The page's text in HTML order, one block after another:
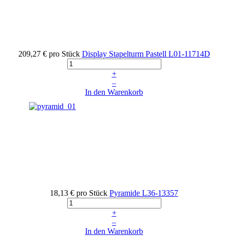
209,27 € pro Stück Display Stapelturm Pastell L01-11714D
+
–
In den Warenkorb
18,13 € pro Stück Pyramide L36-13357
+
–
In den Warenkorb